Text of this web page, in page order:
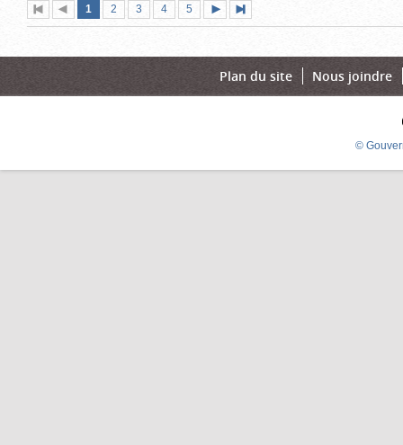
Première
page
Page
précédente
Page
1 (page
actuelle)
Page
2 Page
3 Page
4 Page
5
suivante
page
Plan du site Nous joindre
©